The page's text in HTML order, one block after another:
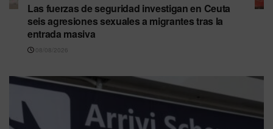
Las fuerzas de seguridad investigan en Ceuta
seis agresiones sexuales a migrantes tras la
entrada masiva
08/08/2026